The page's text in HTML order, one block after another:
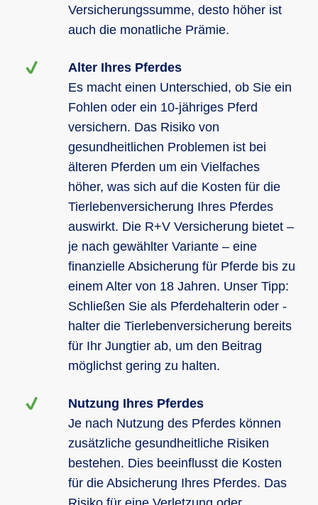
Versicherungssumme, desto höher ist
auch die monatliche Prämie.
Alter Ihres Pferdes
Es macht einen Unterschied, ob Sie ein
Fohlen oder ein 10-jähriges Pferd
versichern. Das Risiko von
gesundheitlichen Problemen ist bei
älteren Pferden um ein Vielfaches
höher, was sich auf die Kosten für die
Tierlebenversicherung Ihres Pferdes
auswirkt. Die R+V Versicherung bietet –
je nach gewählter Variante – eine
finanzielle Absicherung für Pferde bis zu
einem Alter von 18 Jahren. Unser Tipp:
Schließen Sie als Pferdehalterin oder -
halter die Tierlebenversicherung bereits
für Ihr Jungtier ab, um den Beitrag
möglichst gering zu halten.
Nutzung Ihres Pferdes
Je nach Nutzung des Pferdes können
zusätzliche gesundheitliche Risiken
bestehen. Dies beeinflusst die Kosten
für die Absicherung Ihres Pferdes. Das